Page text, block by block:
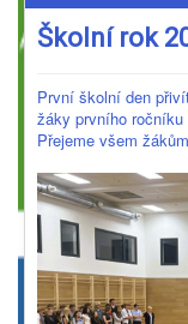
Školní rok
První školní den
žáky prvního
Přejeme všem